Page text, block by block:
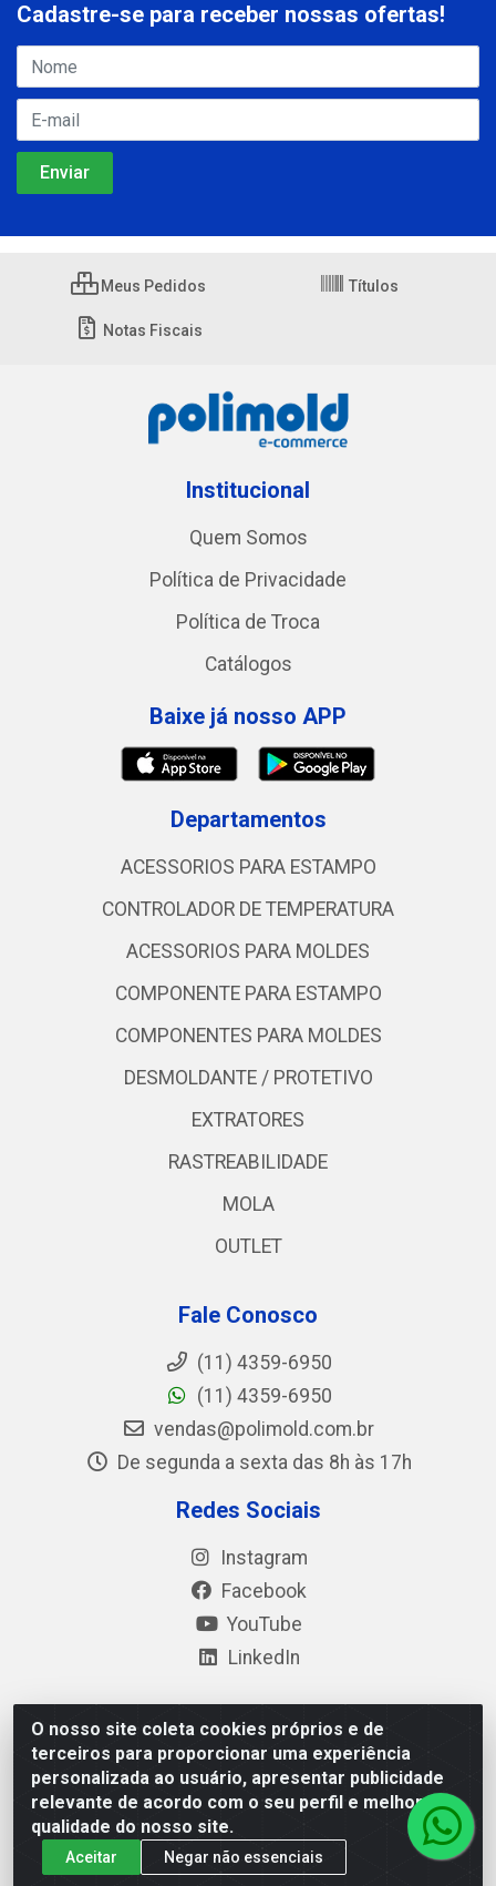
O nosso site coleta cookies próprios e de
terceiros para proporcionar uma experiência
personalizada ao usuário, apresentar publicidade
relevante de acordo com o seu perfil e melhorar a
qualidade do nosso site.
Aceitar
Negar não essenciais
Cadastre-se para receber nossas ofertas!
Meus Pedidos Títulos
Notas Fiscais
Institucional
Quem Somos
Política de Privacidade
Política de Troca
Catálogos
Baixe já nosso APP
Departamentos
ACESSORIOS PARA ESTAMPO
CONTROLADOR DE TEMPERATURA
ACESSORIOS PARA MOLDES
COMPONENTE PARA ESTAMPO
COMPONENTES PARA MOLDES
DESMOLDANTE / PROTETIVO
EXTRATORES
RASTREABILIDADE
MOLA
OUTLET
Fale Conosco
(11) 4359-6950
(11) 4359-6950
vendas@polimold.com.br
De segunda a sexta das 8h às 17h
Redes Sociais
Instagram
Facebook
YouTube
LinkedIn
Polimold Industrial Ltda - Estrada dos Casa, 4585 – São
Bernardo do Campo / SP – CEP: 09.840-000 - CNPJ
44.106.466/0001-41